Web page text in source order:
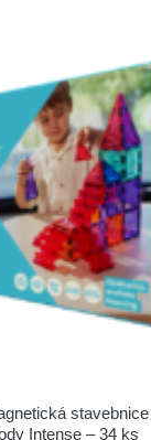
Intense – 34 ks